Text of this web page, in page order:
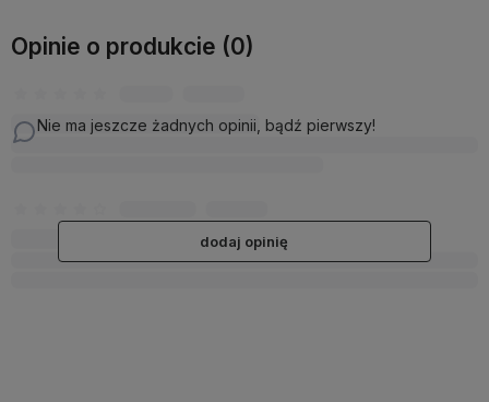
Opinie o produkcie (0)
Nie ma jeszcze żadnych opinii, bądź pierwszy!
dodaj opinię